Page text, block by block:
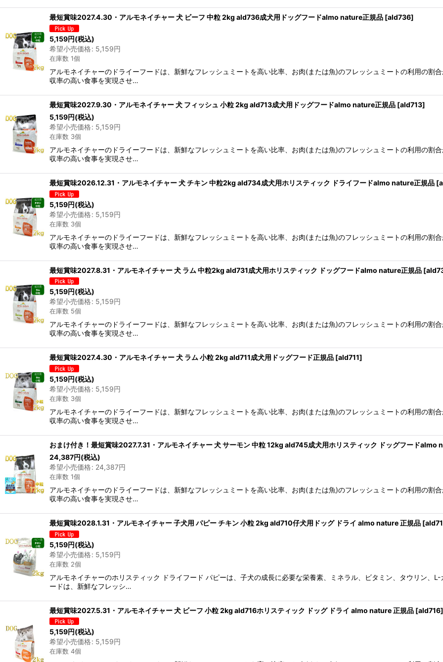
最短賞味2027.4.30・アルモネイチャー 犬 ビーフ 中粒 2kg ald736成犬用ドッグフードalmo nature正規品 [ald736]
5,159円(税込)
希望小売価格: 5,159円
在庫数 1個
アルモネイチャーのドライーフードは、新鮮なフレッシュミートを高い比率、お肉(または魚)のフレッシュミートの利用の割
収率の高い食事を実現させ…
最短賞味2027.9.30・アルモネイチャー 犬 フィッシュ 小粒 2kg ald713成犬用ドッグフードalmo nature正規品 [ald713]
5,159円(税込)
希望小売価格: 5,159円
在庫数 3個
アルモネイチャーのドライーフードは、新鮮なフレッシュミートを高い比率、お肉(または魚)のフレッシュミートの利用の割
収率の高い食事を実現させ…
最短賞味2026.12.31・アルモネイチャー 犬 チキン 中粒2kg ald734成犬用ホリスティック ドライフードalmo nature正規品 [
5,159円(税込)
希望小売価格: 5,159円
在庫数 3個
アルモネイチャーのドライーフードは、新鮮なフレッシュミートを高い比率、お肉(または魚)のフレッシュミートの利用の割
収率の高い食事を実現させ…
最短賞味2027.8.31・アルモネイチャー 犬 ラム 中粒2kg ald731成犬用ホリスティック ドッグフードalmo nature正規品 [
5,159円(税込)
希望小売価格: 5,159円
在庫数 5個
アルモネイチャーのドライーフードは、新鮮なフレッシュミートを高い比率、お肉(または魚)のフレッシュミートの利用の割
収率の高い食事を実現させ…
最短賞味2027.4.30・アルモネイチャー 犬 ラム 小粒 2kg ald711成犬用ドッグフード正規品 [ald711]
5,159円(税込)
希望小売価格: 5,159円
在庫数 3個
アルモネイチャーのドライーフードは、新鮮なフレッシュミートを高い比率、お肉(または魚)のフレッシュミートの利用の割
収率の高い食事を実現させ…
おまけ付き！最短賞味2027.7.31・アルモネイチャー 犬 サーモン 中粒 12kg ald745成犬用ホリスティック ドッグフードalmo
24,387円(税込)
希望小売価格: 24,387円
在庫数 1個
アルモネイチャーのドライーフードは、新鮮なフレッシュミートを高い比率、お肉(または魚)のフレッシュミートの利用の割
収率の高い食事を実現させ…
最短賞味2028.1.31・アルモネイチャー 子犬用 パピー チキン 小粒 2kg ald710仔犬用ドッグ ドライ almo nature 正規品 [
5,159円(税込)
希望小売価格: 5,159円
在庫数 2個
アルモネイチャーのホリスティック ドライフード パピーは、子犬の成長に必要な栄養素、ミネラル、ビタミン、タウリン、
ードは、新鮮なフレッシ…
最短賞味2027.5.31・アルモネイチャー 犬 ビーフ 小粒 2kg ald716ホリスティック ドッグ ドライ almo nature 正規品 [ald716]
5,159円(税込)
希望小売価格: 5,159円
在庫数 4個